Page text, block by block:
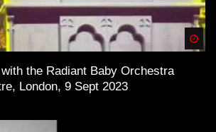
the Radiant Baby Orchestra
London, 9 Sept 2023